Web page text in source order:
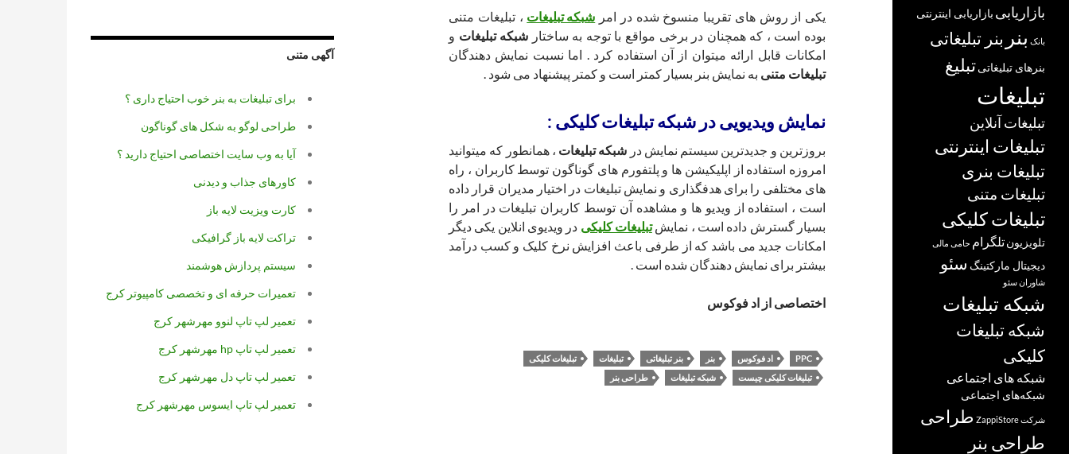
یکی از روش های تقریبا منسوخ شده در امر شبکه تبلیغات ، تبلیغات متنی
بوده است ، که همچنان در برخی مواقع با توجه به ساختار شبکه تبلیغات و
امکانات قابل ارائه میتوان از آن استفاده کرد . اما نسبت نمایش دهندگان
تبلیغات متنی به نمایش بنر بسیار کمتر است و کمتر پیشنهاد می شود .
نمایش ویدیویی در شبکه تبلیغات کلیکی :
بروزترین و جدیدترین سیستم نمایش در شبکه تبلیغات ، همانطور که میتوانید
امروزه استفاده از اپلیکیشن ها و پلتفورم های گوناگون توسط کاربران ، راه
های مختلفی را برای هدفگذاری و نمایش تبلیغات در اختیار مدیران قرار داده
است ، استفاده از ویدیو ها و مشاهده آن توسط کاربران تبلیغات در امر را
بسیار گسترش داده است ، نمایشتبلیغات کلیکی در ویدیوی انلاین یکی دیگر
امکانات جدید می باشد که از طرفی باعث افزایش نرخ کلیک و کسب درآمد
بیشتر برای نمایش دهندگان شده است .
اختصاصی از اد فوکوس
PPC اد فوکوس بنر بنر تبلیغاتی تبلیغات
تبلیغات کلیکی
تبلیغات کلیکی چیست
شبکه تبلیغات طراحی بنر
آگهی متنی
برای تبلیغات به بنر خوب احتیاج داری ؟
طراحی لوگو به شکل های گوناگون
آیا به وب سایت اختصاصی احتیاج دارید ؟
کاورهای جذاب و دیدنی
کارت ویزیت لایه باز
تراکت لایه باز گرافیکی
سیستم پردازش هوشمند
تعمیرات حرفه ای و تخصصی کامپیوتر کرج
تعمیر لپ تاپ لنوو مهرشهر کرج
تعمیر لپ تاپ hp مهرشهر کرج
تعمیر لپ تاپ دل مهرشهر کرج
تعمیر لپ تاپ ایسوس مهرشهر کرج
بازاریابی بازاریابی اینترنتی
بانک بنر بنر تبلیغاتی
بنرهای تبلیغاتیتبلیغ
تبلیغات
تبلیغات آنلاین
تبلیغات اینترنتی
تبلیغات بنری
تبلیغات متنی
تبلیغات کلیکی
تلویزیونتلگرام حامی مالی
دیجیتال مارکتینگ سئو
شاوران سئو
شبکه تبلیغات
شبکه تبلیغات
کلیکی
شبکه های اجتماعی
شبکه‌های اجتماعی
شرکت ZappiStore
طراحی
طراحی بنر